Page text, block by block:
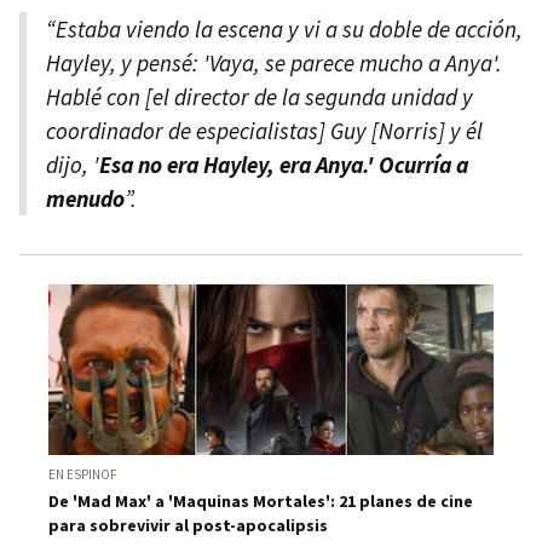
“Estaba viendo la escena y vi a su doble de acción,
Hayley, y pensé: 'Vaya, se parece mucho a Anya'.
Hablé con [el director de la segunda unidad y
coordinador de especialistas] Guy [Norris] y él
dijo, 'Esa no era Hayley, era Anya.' Ocurría a
menudo”.
EN ESPINOF
De 'Mad Max' a 'Maquinas Mortales': 21 planes de cine
para sobrevivir al post-apocalipsis